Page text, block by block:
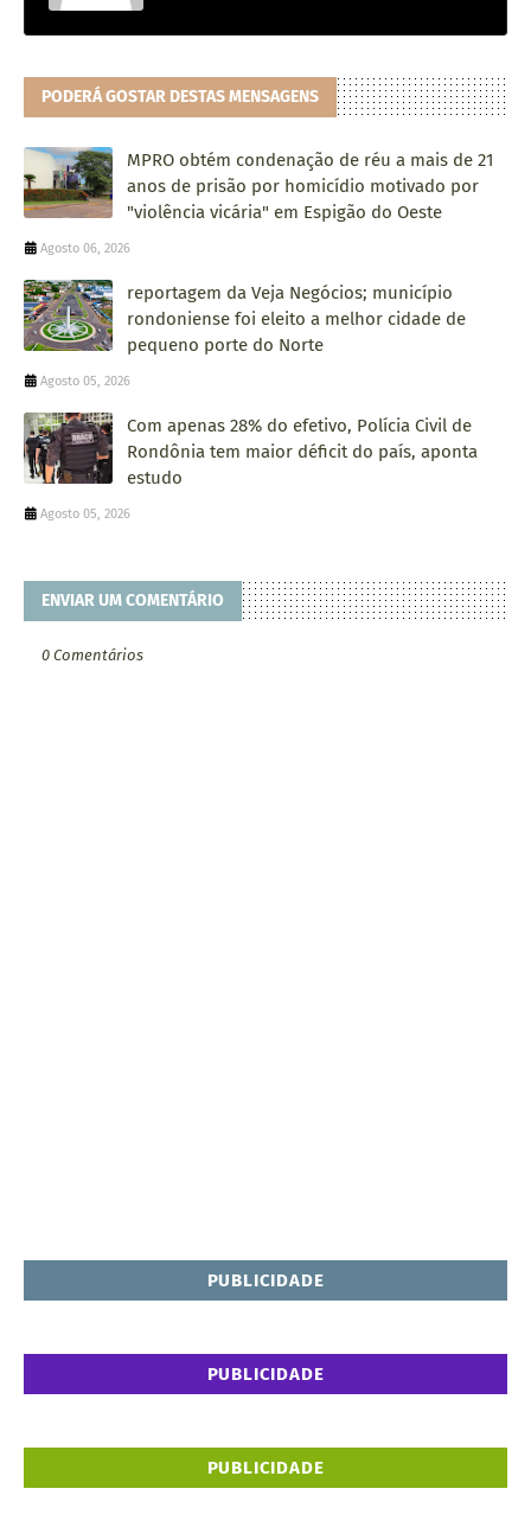
PODERÁ GOSTAR DESTAS MENSAGENS
MPRO obtém condenação de réu a mais de 21
anos de prisão por homicídio motivado por
"violência vicária" em Espigão do Oeste
Agosto 06, 2026
reportagem da Veja Negócios; município
rondoniense foi eleito a melhor cidade de
pequeno porte do Norte
Agosto 05, 2026
Com apenas 28% do efetivo, Polícia Civil de
Rondônia tem maior déficit do país, aponta
estudo
Agosto 05, 2026
ENVIAR UM COMENTÁRIO
0 Comentários
PUBLICIDADE
PUBLICIDADE
PUBLICIDADE